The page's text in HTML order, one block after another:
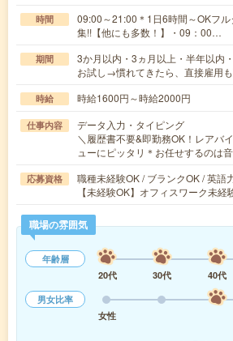
時間
09:00～21:00＊1日6時間～OKフ
集!!【他にも多数！】・09：00…
期間
3か月以内・3ヵ月以上・半年以内
お試し→慣れてきたら、直接雇用も
時給 時給1600円～時給2000円
仕事内容
データ入力・タイピング
＼履歴書不要&即勤務OK！レアバ
ューにピッタリ＊お任せするのは
応募資格
職種未経験OK / ブランクOK / 英語
【未経験OK】オフィスワーク未経
職場の雰囲気
年齢層
20代
30代 40代
男女比率
女性